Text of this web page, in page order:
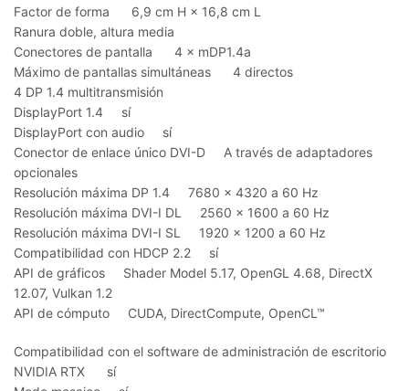
Factor de forma 6,9 cm H × 16,8 cm L
Ranura doble, altura media
Conectores de pantalla 4 × mDP1.4a
Máximo de pantallas simultáneas 4 directos
4 DP 1.4 multitransmisión
DisplayPort 1.4 sí
DisplayPort con audio sí
Conector de enlace único DVI-D A través de adaptadores
opcionales
Resolución máxima DP 1.4 7680 × 4320 a 60 Hz
Resolución máxima DVI-I DL 2560 × 1600 a 60 Hz
Resolución máxima DVI-I SL 1920 × 1200 a 60 Hz
Compatibilidad con HDCP 2.2 sí
API de gráficos Shader Model 5.17, OpenGL 4.68, DirectX
12.07, Vulkan 1.2
API de cómputo CUDA, DirectCompute, OpenCL™
Compatibilidad con el software de administración de escritorio
NVIDIA RTX sí